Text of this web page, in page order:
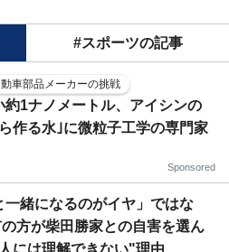
#スポーツの記事
車部品メーカーの挑戦
約1ナノメートル、アイシンの
作る水｣に微粒子工学の専門家
Sponsored
一緒になるのがイヤ」ではな
方が柴田勝家との自害を選ん
には理解できない"理由